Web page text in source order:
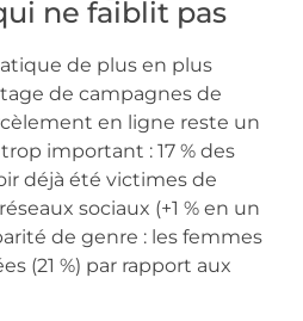
ne faiblit pas
de plus en plus
de campagnes de
en ligne reste un
important : 17 % des
déjà été victimes de
sociaux (+1 % en un
de genre : les femmes
(21 %) par rapport aux